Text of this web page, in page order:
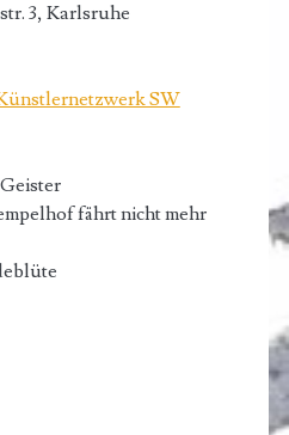
3, Karlsruhe
SW
fährt nicht mehr